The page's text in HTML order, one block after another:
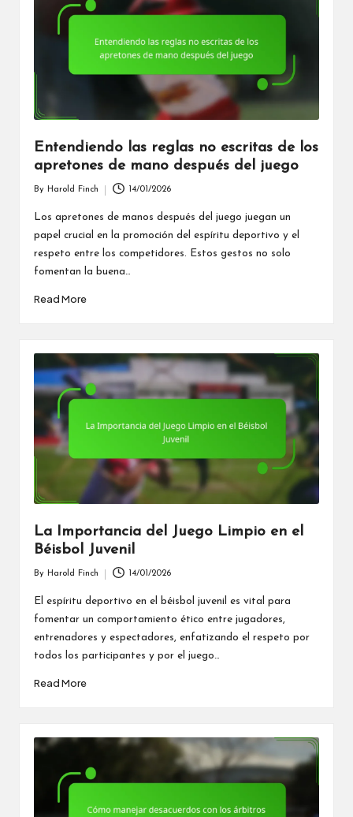
Entendiendo las reglas no escritas de los
apretones de mano después del juego
by
By Harold Finch 14/01/2026
Los apretones de manos después del juego juegan un
papel crucial en la promoción del espíritu deportivo y el
respeto entre los competidores. Estos gestos no solo
fomentan la buena…
Read More
La Importancia del Juego Limpio en el
Béisbol Juvenil
by
By Harold Finch 14/01/2026
El espíritu deportivo en el béisbol juvenil es vital para
fomentar un comportamiento ético entre jugadores,
entrenadores y espectadores, enfatizando el respeto por
todos los participantes y por el juego…
Read More